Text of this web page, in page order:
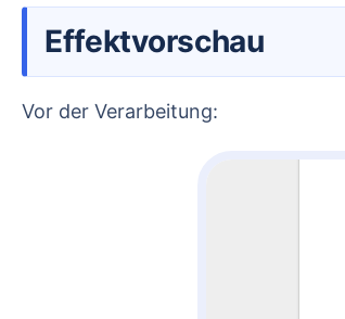
Effektvorschau
Vor der Verarbeitung: